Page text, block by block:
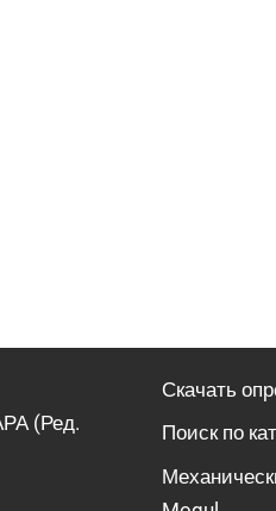
(Ред.
Скачать
Поиск по